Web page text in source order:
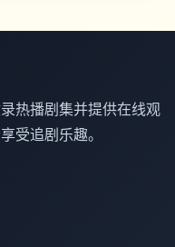
热播剧集并提供在线观
受追剧乐趣。